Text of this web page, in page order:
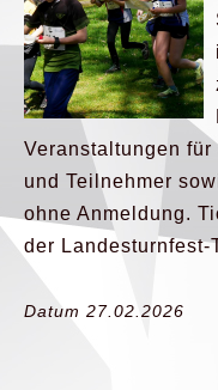
Veranstaltungen
und Teilnehmer
ohne Anmeldung.
der Landesturnfest-
Datum 27.02.2026